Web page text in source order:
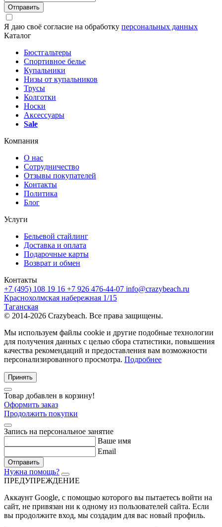
Отправить
Я даю своё согласие на обработку персональных данных
Каталог
Бюстгальтеры
Спортивное белье
Купальники
Низы от купальников
Трусы
Колготки
Носки
Аксессуары
Sale
Компания
О нас
Сотрудничество
Отзывы покупателей
Контакты
Политика
Блог
Услуги
Бельевой стайлинг
Доставка и оплата
Подарочные карты
Возврат и обмен
Контакты
+7 (495) 108 19 16 +7 926 476-44-07 info@crazybeach.ru
Краснохолмская набережная 1/15
Таганская
© 2014-2026 Crazybeach. Все права защищены.
Мы используем файлы cookie и другие подобные технологии
для получения данных с целью сбора статистики, повышения
качества рекомендаций и предоставления вам возможности
персонализированного просмотра. Подробнее
Принять
Товар добавлен в корзину!
Оформить заказ
Продолжить покупки
Запись на персональное занятие
Ваше имя
Email
Отправить
Нужна помощь?
ПРЕДУПРЕЖДЕНИЕ
Аккаунт Google, с помощью которого вы пытаетесь войти на
сайт, не привязан ни к одному из пользователей сайта. Если
вы продолжите вход, мы создадим для вас новый профиль.